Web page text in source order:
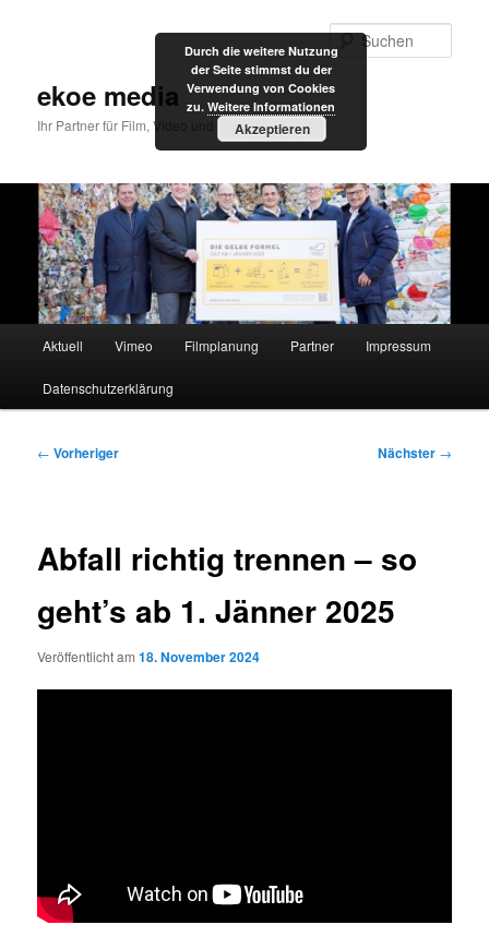
ekoe media
Ihr Partner für Film, Video und Internet
Aktuell Vimeo Filmplanung Partner Impressum
Datenschutzerklärung
Beitragsnavigation
← Vorheriger Nächster →
Abfall richtig trennen – so
geht’s ab 1. Jänner 2025
Veröffentlicht am18. November 2024
Durch die weitere Nutzung
der Seite stimmst du der
Verwendung von Cookies
zu. Weitere Informationen
Akzeptieren